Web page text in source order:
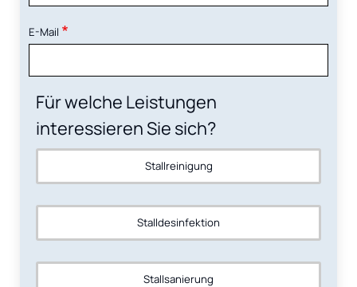
E-Mail
Für welche Leistungen
interessieren Sie sich?
Stallreinigung
Stalldesinfektion
Stallsanierung